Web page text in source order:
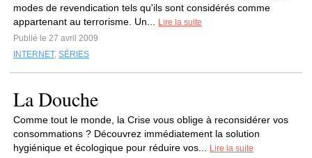
modes de revendication tels qu'ils sont considérés comme
appartenant au terrorisme. Un...
Lire la suite
Publié le 27 avril 2009
INTERNET, SÉRIES
La Douche
Comme tout le monde, la Crise vous oblige à reconsidérer vos
consommations ? Découvrez immédiatement la solution
hygiénique et écologique pour réduire vos...
Lire la suite